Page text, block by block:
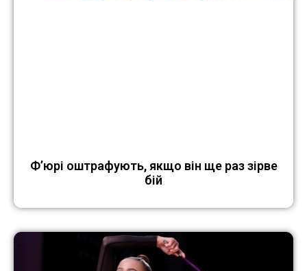
Ф’юрі оштрафують, якщо він ще раз зірве
бій